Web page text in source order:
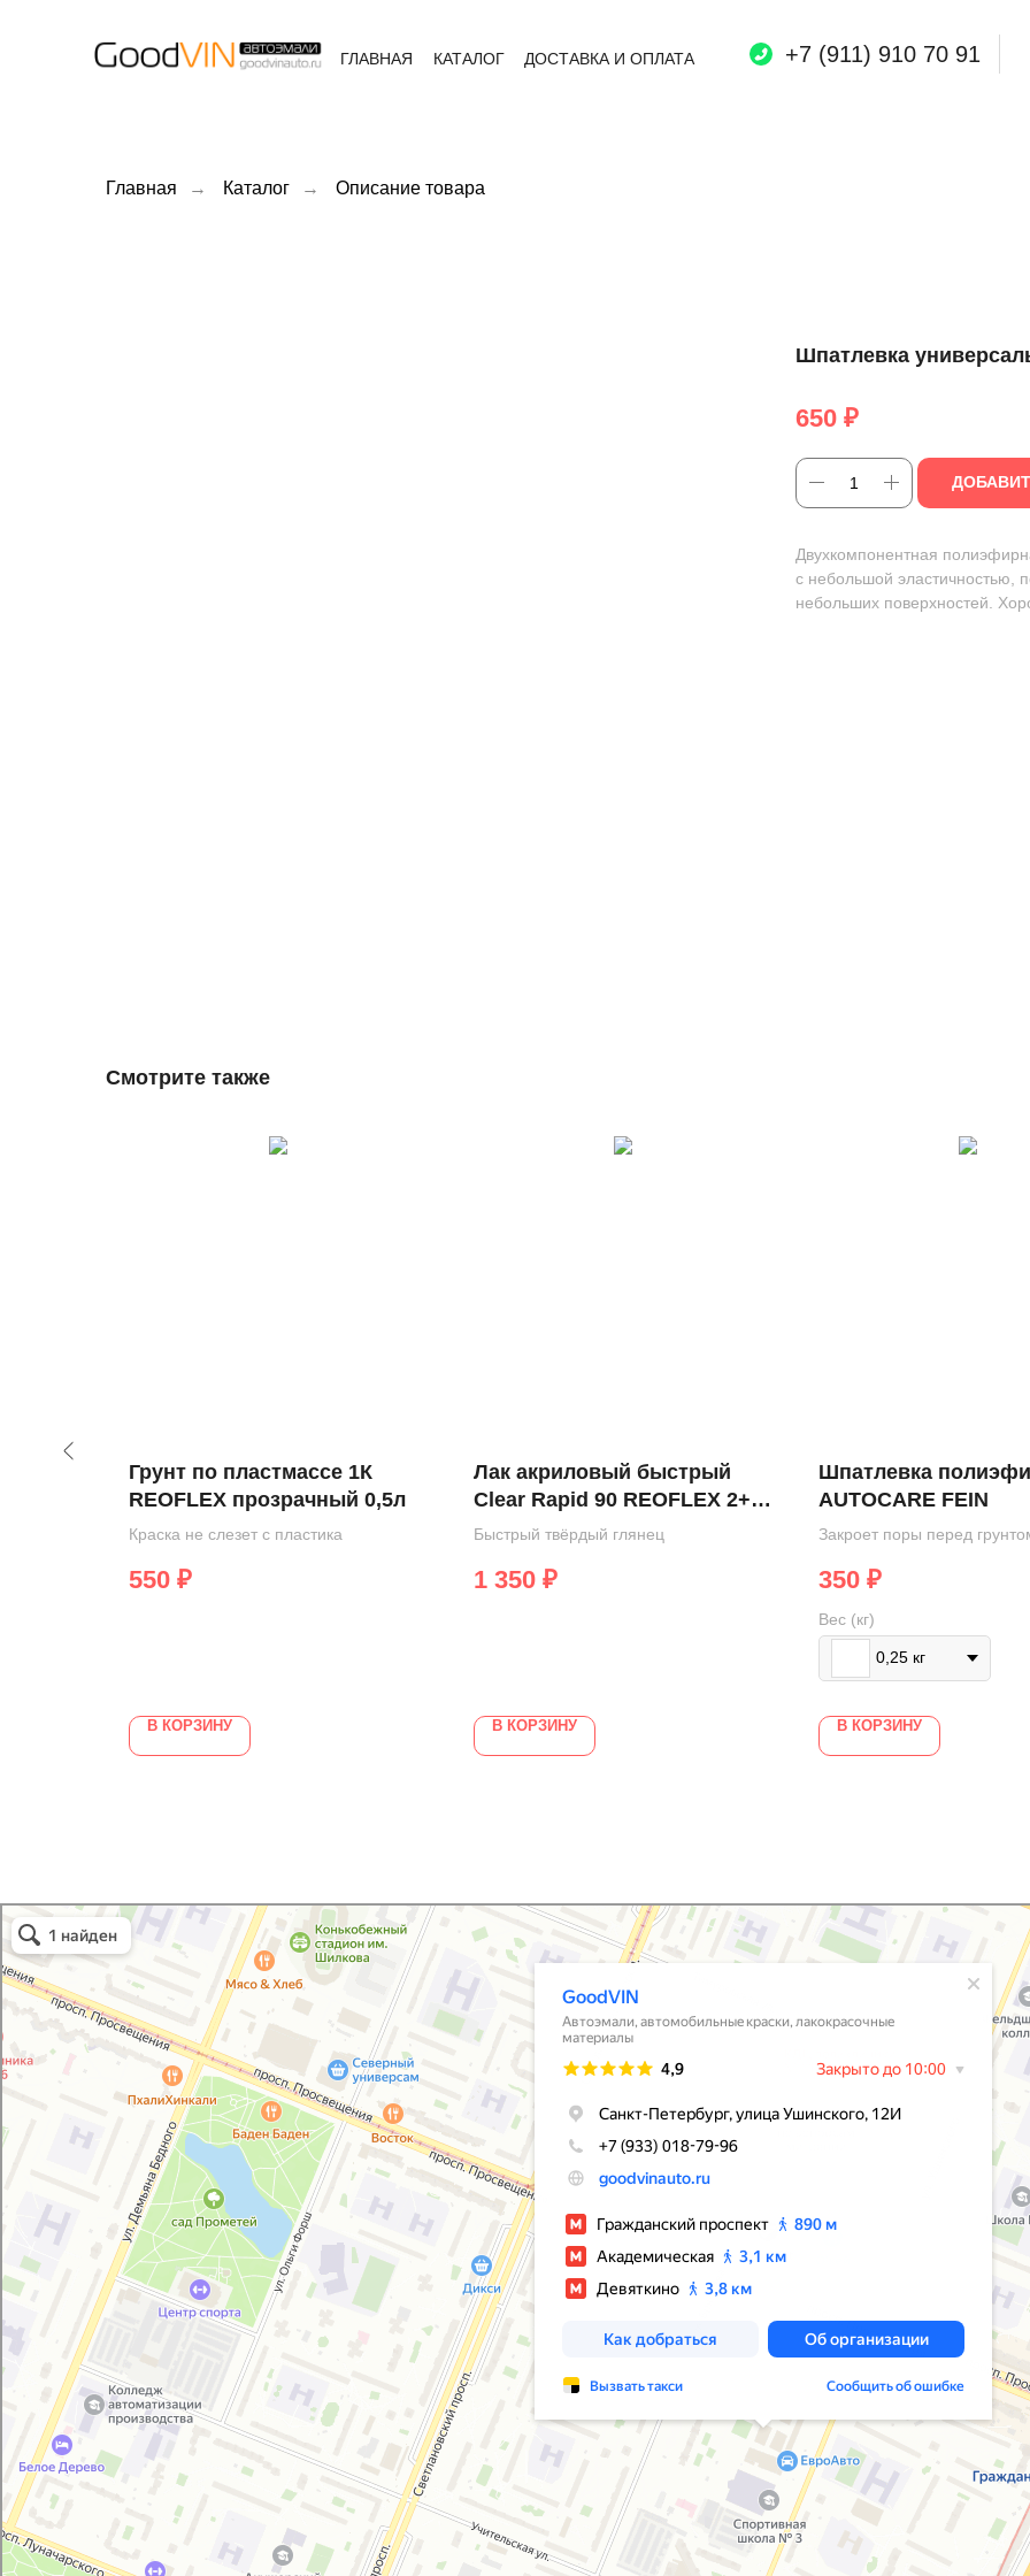
+7 (911) 910 70 91
ГЛАВНАЯ КАТАЛОГ ДОСТАВКА И ОПЛАТА
Главная → Каталог → Описание товара
Шпатлевка
650 ₽
Двухкомпонентная
с небольшой эластичностью,
небольших поверхностей.
Смотрите также
Грунт по пластмассе 1К
REOFLEX прозрачный 0,5л
Краска не слезет с пластика
550 ₽
В КОРЗИНУ
Лак акриловый быстрый
Clear Rapid 90 REOFLEX 2+1
0,5л + 0,25л
Быстрый твёрдый глянец
1 350 ₽
В КОРЗИНУ
Шпатлевка
AUTOCARE FEIN
Закроет поры перед
350 ₽
Вес (кг)
0,25 кг
В КОРЗИНУ
GoodVIN
Автоэмали, автомобильные краски в Санкт‑Петербурге
Лакокрасочные материалы в Санкт‑Петербурге